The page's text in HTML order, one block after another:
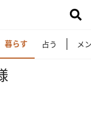
暮らす 占う メ